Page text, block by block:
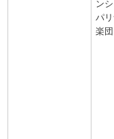
ン
パ
楽団